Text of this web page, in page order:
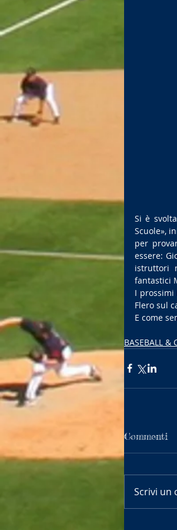
Si è
Scuole»,
per
essere:
istruttori
fantastici
I
Flero sul
E come
BASEBALL &
Commenti
Scrivi un